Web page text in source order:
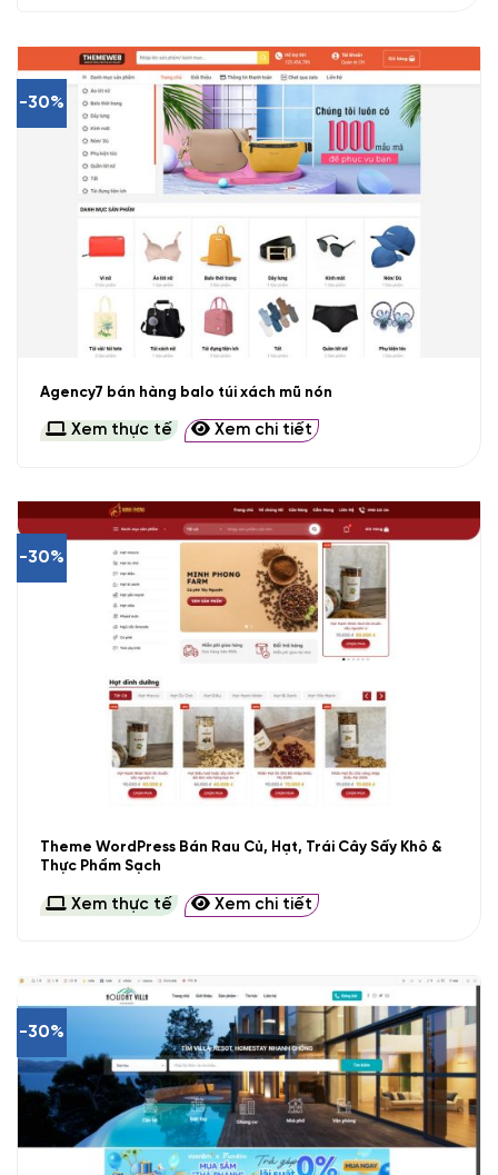
-30%
Agency7 bán hàng balo túi xách mũ nón
Xem thực tế Xem chi tiết
-30%
Theme WordPress Bán Rau Củ, Hạt, Trái Cây Sấy Khô &
Thực Phẩm Sạch
Xem thực tế Xem chi tiết
-30%